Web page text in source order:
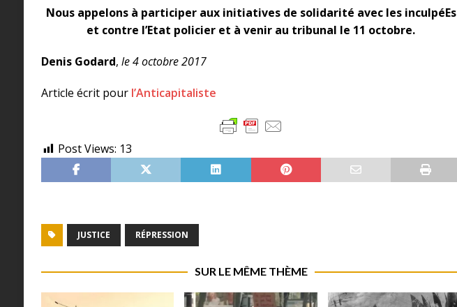
Nous appelons à participer aux initiatives de solidarité avec les inculpéEs
et contre l’Etat policier et à venir au tribunal le 11 octobre.
Denis Godard, le 4 octobre 2017
Article écrit pour l’Anticapitaliste
Post Views: 13
JUSTICE RÉPRESSION
SUR LE MÊME THÈME